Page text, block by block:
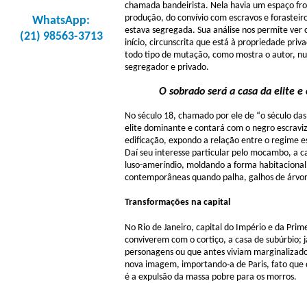
WhatsApp:
(21) 98563-3713
chamada bandeirista. Nela havia um espaço
produção, do convívio com escravos e
estava segregada. Sua análise nos permite
início, circunscrita que está à propriedade
todo tipo de mutação, como mostra o autor,
segregador e privado.
O sobrado será a casa da elite
No século 18, chamado por ele de “o século
elite dominante e contará com o negro
edificação, expondo a relação entre o regime
Daí seu interesse particular pelo mocambo, a
luso-ameríndio, moldando a forma
contemporâneas quando palha, galhos de
Transformações na capital
No Rio de Janeiro, capital do Império e da
conviverem com o cortiço, a casa de
personagens ou que antes viviam
nova imagem, importando-a de Paris, fato que
é a expulsão da massa pobre para os morros.